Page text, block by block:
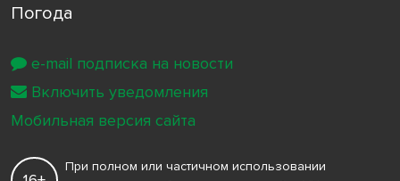
Погода
При полном или частичном использовании
e-mail подписка на новости
Включить уведомления
Мобильная версия сайта